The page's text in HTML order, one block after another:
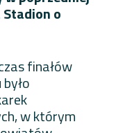
o
finałów
w którym